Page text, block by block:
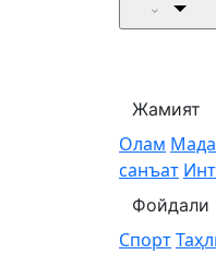
Жамият
Олам
санъат
Фойдали
Спорт